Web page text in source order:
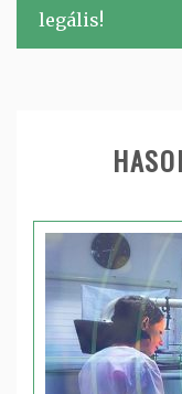
legális!